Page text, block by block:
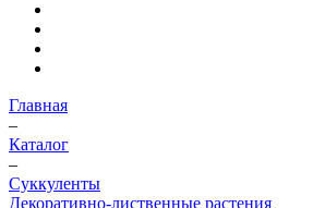
Главная
–
Каталог
–
Суккуленты
Декоративно-лиственные растения